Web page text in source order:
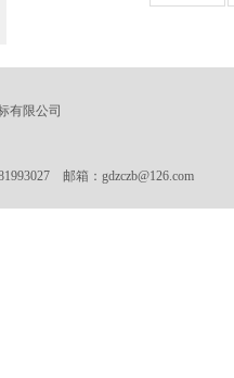
有限公司
邮箱：gdzczb@126.com